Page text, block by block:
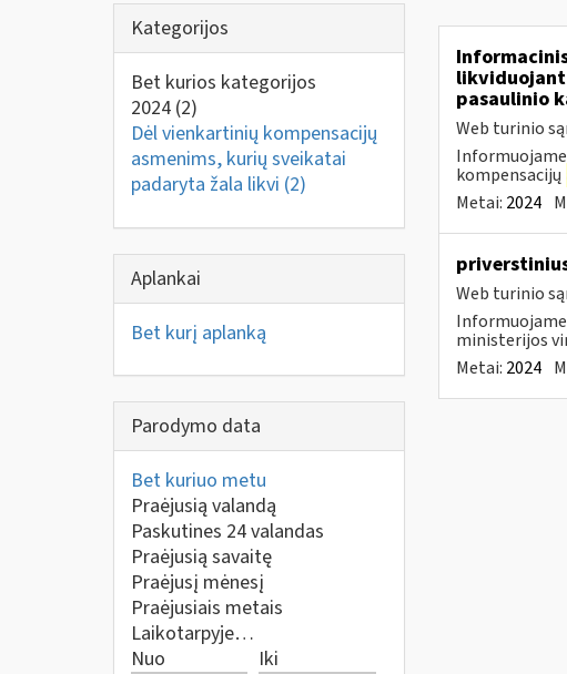
Kategorijos
Bet kurios kategorijos
2024 (2)
Dėl vienkartinių kompensacijų
asmenims, kurių sveikatai
padaryta žala likvi (2)
Aplankai
Bet kurį aplanką
Parodymo data
Bet kuriuo metu
Praėjusią valandą
Paskutines 24 valandas
Praėjusią savaitę
Praėjusį mėnesį
Praėjusiais metais
Laikotarpyje…
Nuo
Iki
likviduojant
pasaulinio
Web turinio
kompensacijų
Metai: 2024
Web turinio
ministerijos
Metai: 2024